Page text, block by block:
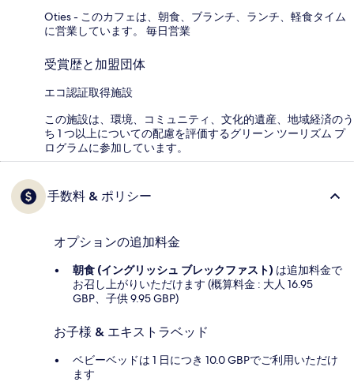
Oties - このカフェは、朝食、ブランチ、ランチ、軽食タイム
に営業しています。 毎日営業
受賞歴と加盟団体
エコ認証取得施設
この施設は、環境、コミュニティ、文化的遺産、地域経済のう
ち 1 つ以上についての配慮を評価するグリーン ツーリズム プ
ログラムに参加しています。
手数料 & ポリシー
オプションの追加料金
朝食 (イングリッシュ ブレックファスト) は追加料金で
お召し上がりいただけます (概算料金 : 大人 16.95
GBP、子供 9.95 GBP)
お子様 & エキストラベッド
ベビーベッドは 1 日につき 10.0 GBPでご利用いただけ
ます